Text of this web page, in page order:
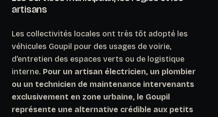
artisans
Les collectivités locales ont très tôt adopté les
véhicules Goupil pour des usages de voirie,
d’entretien des espaces verts ou de logistique
interne. Pour un artisan électricien, un plombier
ou un technicien de maintenance intervenants
exclusivement en zone urbaine, le Goupil
représente une alternative crédible aux petits